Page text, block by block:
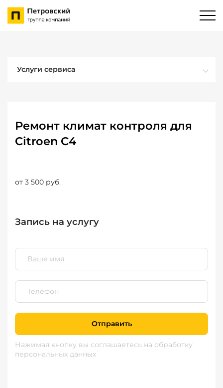
Услуги сервиса
Ремонт климат контроля для
Citroen C4
от 3 500 руб.
Запись на услугу
Отправить
Нажимая кнопку вы соглашаетесь на обработку
персональных данных